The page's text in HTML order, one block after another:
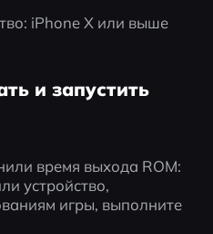
iPhone X или выше
и запустить
время выхода ROM:
устройство,
игры, выполните